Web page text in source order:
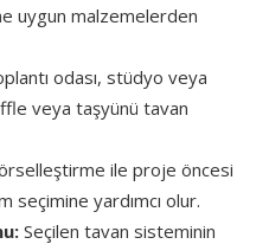
uygun malzemelerden
odası, stüdyo veya
veya taşyünü tavan
ile proje öncesi
seçimine yardımcı olur.
Seçilen tavan sisteminin